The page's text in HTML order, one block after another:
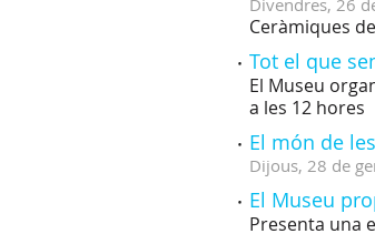
Divendres, 26
Ceràmiques
Tot el que
El Museu
a les 12 hores
El món de
Dijous, 28 de
El Museu
Presenta una